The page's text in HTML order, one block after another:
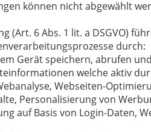
können nicht abgewählt
(Art. 6 Abs. 1 lit. a DSGVO)
durch:
Gerät speichern, abrufen
welche aktiv
Webseiten-
Personalisierung von
auf Basis von Login-Daten,